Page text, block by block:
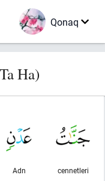
Qonaq
Ha)
cennetleri
Adn